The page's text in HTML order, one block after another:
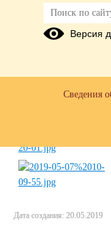
Встреча с
Дата создания: 20.05.2019
Версия
Сведения